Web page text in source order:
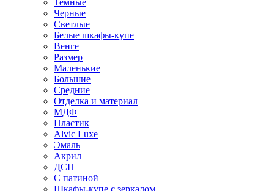
Темные
Черные
Светлые
Белые шкафы-купе
Венге
Размер
Маленькие
Большие
Средние
Отделка и материал
МДФ
Пластик
Alvic Luxe
Эмаль
Акрил
ДСП
С патиной
Шкафы-купе с зеркалом